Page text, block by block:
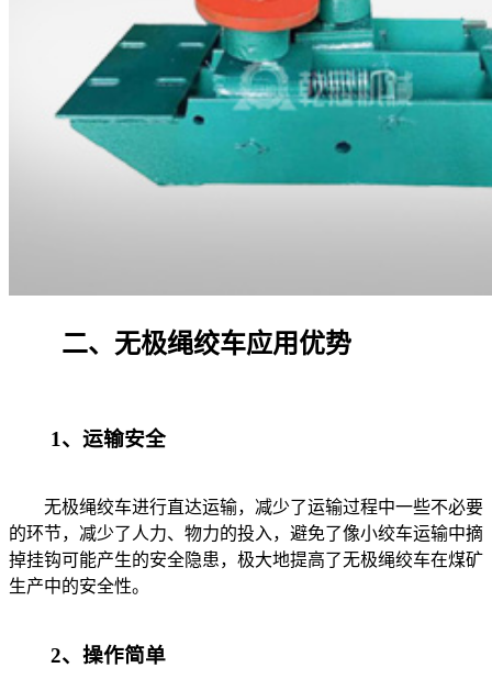
二、无极绳绞车应用优势
1、运输安全
无极绳绞车进行直达运输，减少了运输过程中一些不必要
的环节，减少了人力、物力的投入，避免了像小绞车运输中摘
掉挂钩可能产生的安全隐患，极大地提高了无极绳绞车在煤矿
生产中的安全性。
2、操作简单